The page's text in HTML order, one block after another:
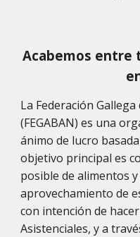
Acabemos entre
​La Federación
(FEGABAN) es una
ánimo de lucro
objetivo principal es
posible de alimentos
aprovechamiento de
con intención de
Asistenciales, y a